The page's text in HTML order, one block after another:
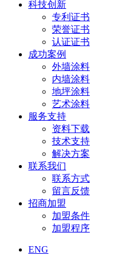
科技创新
专利证书
荣誉证书
认证证书
成功案例
外墙涂料
内墙涂料
地坪涂料
艺术涂料
服务支持
资料下载
技术支持
解决方案
联系我们
联系方式
留言反馈
招商加盟
加盟条件
加盟程序
ENG